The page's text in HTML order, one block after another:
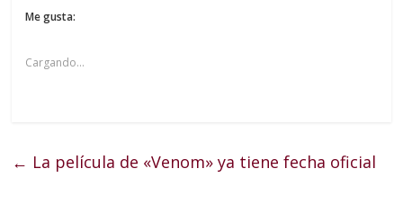
Me gusta:
Cargando...
← La película de «Venom» ya tiene fecha oficial